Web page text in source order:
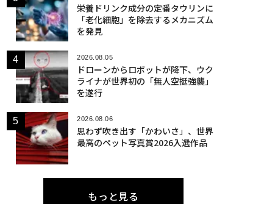
栄養ドリンク成分の定番タウリンに
「老化細胞」を除去するメカニズム
を発見
2026.08.05
ドローンからロボットが降下、ウク
ライナが世界初の「無人空挺強襲」
を遂行
2026.08.06
思わず吹き出す「かわいさ」、世界
最高のペット写真賞2026入選作品
もっと見る